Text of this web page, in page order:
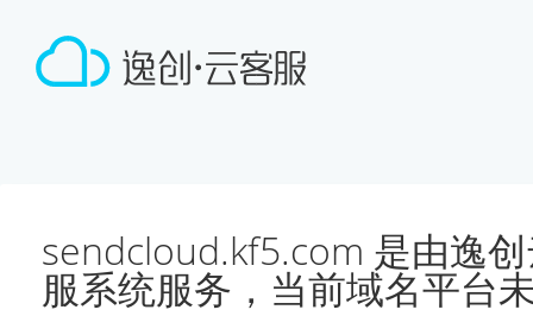
sendcloud.kf5.com 是由逸
服系统服务，当前域名平台